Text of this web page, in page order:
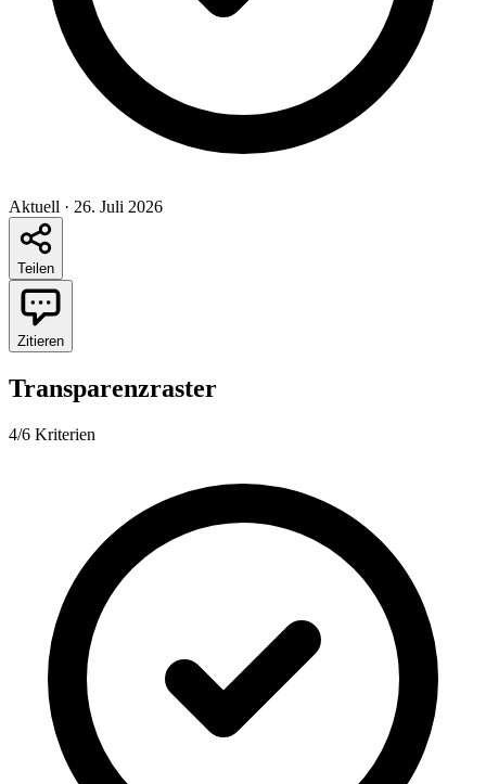
Aktuell · 26. Juli 2026
Teilen
Zitieren
Transparenzraster
4/6 Kriterien